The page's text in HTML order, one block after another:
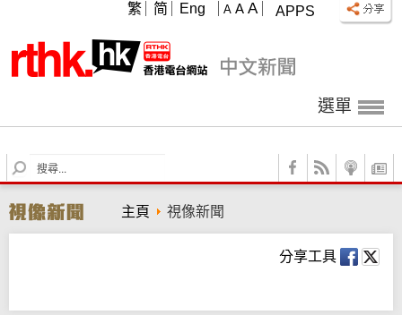
APPS
A A A
繁 简 Eng
選單
S
e
r
c
主頁 視像新聞
分享工具